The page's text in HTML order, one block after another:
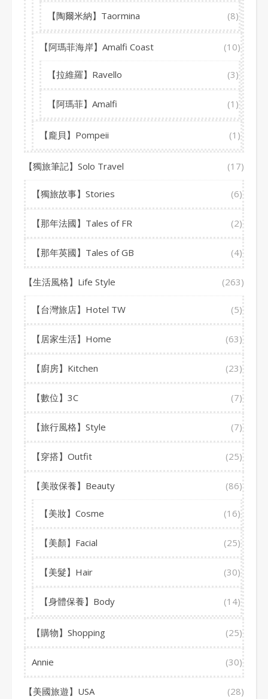
【陶爾米納】Taormina (8)
【阿瑪菲海岸】Amalfi Coast (10)
【拉維羅】Ravello (3)
【阿瑪菲】Amalfi (1)
【龐貝】Pompeii (1)
【獨旅筆記】Solo Travel (17)
【獨旅故事】Stories (6)
【那年法國】Tales of FR (2)
【那年英國】Tales of GB (4)
【生活風格】Life Style (263)
【台灣旅店】Hotel TW (5)
【居家生活】Home (63)
【廚房】Kitchen (23)
【數位】3C (7)
【旅行風格】Style (7)
【穿搭】Outfit (25)
【美妝保養】Beauty (86)
【美妝】Cosme (16)
【美顏】Facial (25)
【美髮】Hair (30)
【身體保養】Body (14)
【購物】Shopping (25)
Annie (30)
【美國旅遊】USA (28)